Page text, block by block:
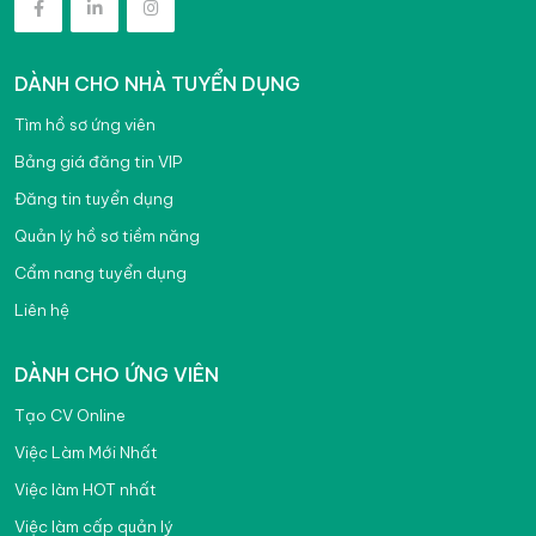
Khác
Việc làm Lạng Sơn
Việc làm Lào Cai
Việc làm Lâm Đồng
Việc làm Nghệ An
Việc làm Ninh Bình
Việc làm Ninh Thuận
Việc làm Phú Thọ
Việc làm Phú Yên
Việc làm Quảng Bình
DÀNH CHO NHÀ TUYỂN DỤNG
Tìm hồ sơ ứng viên
Bảng giá đăng tin VIP
Đăng tin tuyển dụng
Quản lý hồ sơ tiềm năng
Cẩm nang tuyển dụng
Liên hệ
DÀNH CHO ỨNG VIÊN
Tạo CV Online
Việc Làm Mới Nhất
Việc làm HOT nhất
Việc làm cấp quản lý